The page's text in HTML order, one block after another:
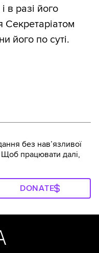
в разі його
Секретаріатом
його по суті.
без навʼязливої
працювати далі,
DONATE